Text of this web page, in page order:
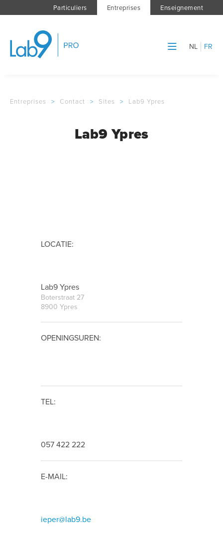
Particuliers Entreprises Enseignement
NL FR
Entreprises > Contact > Sites > Lab9 Ypres
Lab9 Ypres
LOCATIE:
Lab9 Ypres
Boterstraat 27
8900 Ypres
OPENINGSUREN:
TEL:
057 422 222
E-MAIL:
ieper@lab9.be